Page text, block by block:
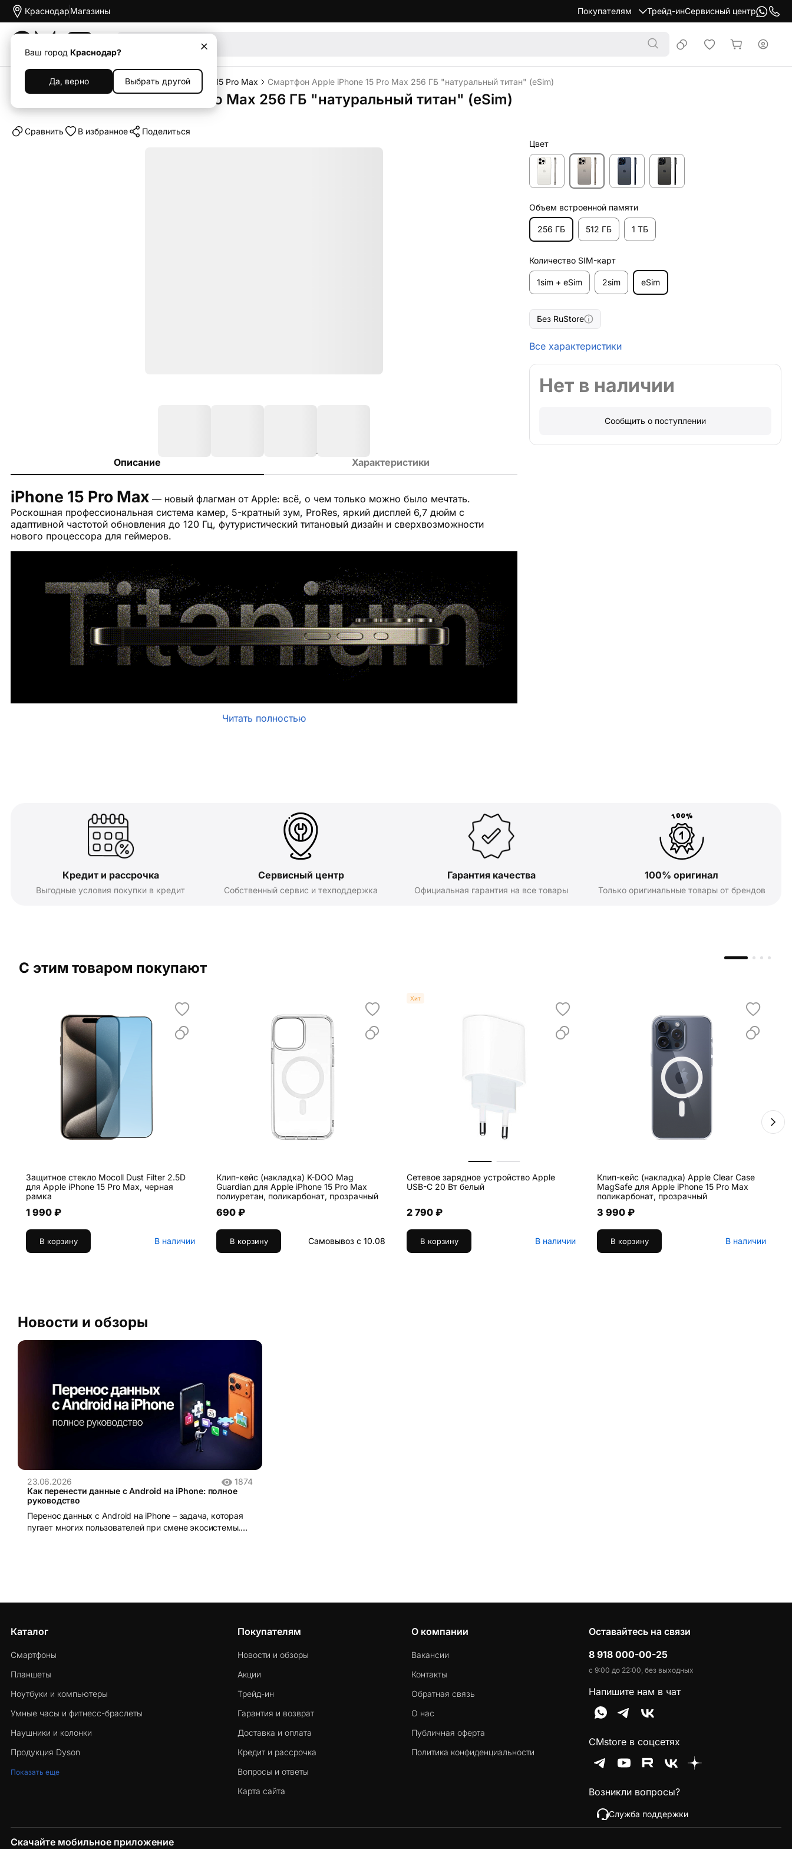
Краснодар
Ваш город Краснодар?
Да, верно Выбрать другой
Магазины Покупателям Трейд-инСервисный центр
Каталог Смартфоны iPhone iPhone 15 Pro Max Смартфон Apple iPhone 15 Pro Max 256 ГБ "натуральный титан" (eSim)
Смартфон Apple iPhone 15 Pro Max 256 ГБ "натуральный титан" (eSim)
Cравнить В избранное Поделиться
Описание Характеристики
iPhone 15 Pro Max — новый флагман от Apple: всё, о чем только можно было мечтать.
Роскошная профессиональная система камер, 5-кратный зум, ProRes, яркий дисплей 6,7 дюйм с
адаптивной частотой обновления до 120 Гц, футуристический титановый дизайн и сверхвозможности
нового процессора для геймеров.
Читать полностью
Цвет
Объем встроенной памяти
256 ГБ 512 ГБ 1 ТБ
Количество SIM-карт
1sim + eSim 2sim eSim
Без RuStore
Все характеристики
Нет в наличии
Сообщить о поступлении
Кредит и рассрочка
Выгодные условия покупки в кредит
Сервисный центр
Собственный сервис и техподдержка
Гарантия качества
Официальная гарантия на все товары
100% оригинал
Только оригинальные товары от брендов
С этим товаром покупают
Защитное стекло Mocoll Dust Filter 2.5D
для Apple iPhone 15 Pro Max, черная
рамка
1 990 ₽
В корзину В наличии
Клип-кейс (накладка) K-DOO Mag
Guardian для Apple iPhone 15 Pro Max
полиуретан, поликарбонат, прозрачный
690 ₽
В корзину Самовывоз с 10.08
Хит
Сетевое зарядное устройство Apple
USB-C 20 Вт белый
2 790 ₽
В корзину В наличии
Клип-кейс (накладка) Apple Clear Case
MagSafe для Apple iPhone 15 Pro Max
поликарбонат, прозрачный
3 990 ₽
В корзину В наличии
Новости и обзоры
23.06.2026
1874
Как перенести данные с Android на iPhone: полное
руководство
Перенос данных с Android на iPhone – задача, которая
пугает многих пользователей при смене экосистемы.
Каталог
Смартфоны
Планшеты
Ноутбуки и компьютеры
Умные часы и фитнесс-браслеты
Наушники и колонки
Продукция Dyson
Показать еще
Покупателям
Новости и обзоры
Акции
Трейд-ин
Гарантия и возврат
Доставка и оплата
Кредит и рассрочка
Вопросы и ответы
Карта сайта
О компании
Вакансии
Контакты
Обратная связь
О нас
Публичная оферта
Политика конфиденциальности
Оставайтесь на связи
8 918 000-00-25
с 9:00 до 22:00, без выходных
Напишите нам в чат
CMstore в соцсетях
Возникли вопросы?
Служба поддержки
Скачайте мобильное приложение